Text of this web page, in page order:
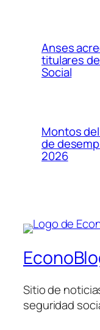
Anses
titulares
Social
Montos
de
2026
Sitio de
seguridad